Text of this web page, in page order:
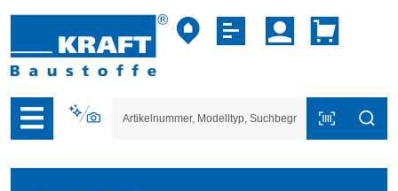
der B2B-Plattform springen